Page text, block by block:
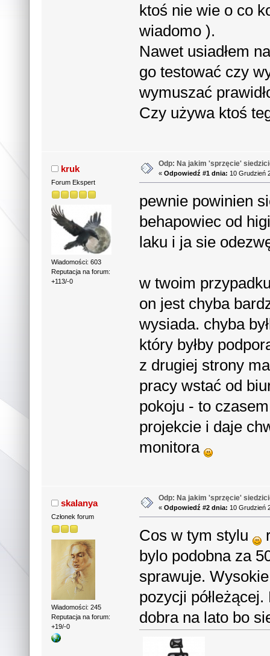
ktoś nie wie o co
wiadomo ).
Nawet usiadłem
go testować czy
wymuszać
Czy używa ktoś
kruk
Forum Ekspert
Wiadomości: 603
Reputacja na forum:
+113/-0
Odp: Na jakim 'sprzęcie'
«Odpowiedź #1 dnia: 10 Grudzień
pewnie powinien
behapowiec od
laku i ja sie
w twoim
on jest chyba
wysiada. chyba
który byłby
z drugiej strony
pracy wstać od
pokoju - to
projekcie i daje
monitora
skalanya
Członek forum
Wiadomości: 245
Reputacja na forum:
+19/-0
Odp: Na jakim 'sprzęcie'
«Odpowiedź #2 dnia: 10 Grudzień
Cos w tym stylu
bylo podobna za
sprawuje.
pozycji
dobra na lato bo